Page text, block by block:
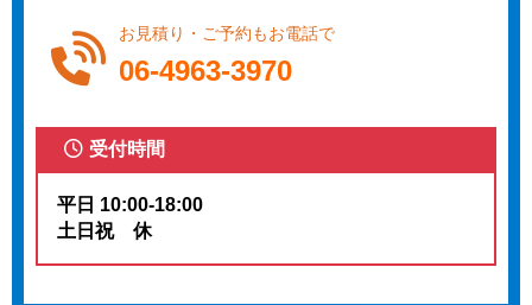
お見積り・ご予約もお電話で
06-4963-3970
受付時間
平日 10:00-18:00
土日祝 休